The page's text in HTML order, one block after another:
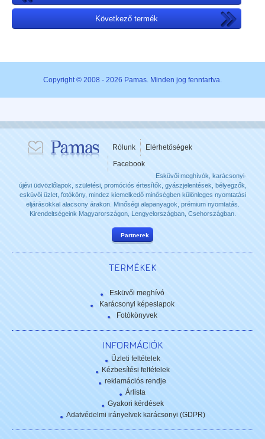
Következő termék
Copyright © 2008 - 2026 Pamas. Minden jog fenntartva.
Rólunk
Elérhetőségek
Facebook
Esküvői meghívók, karácsonyi-
újévi üdvözlőlapok, születési, promóciós értesítők, gyászjelentések, bélyegzők,
esküvői üzlet, fotóköny, mindez kiemelkedő minőségben különleges nyomtatási
eljárásokkal alacsony árakon. Minőségi alapanyagok, prémium nyomtatás.
Kirendeltségeink Magyarországon, Lengyelországban, Csehországban.
Partnerek
TERMÉKEK
Esküvői meghívó
Karácsonyi képeslapok
Fotókönyvek
INFORMÁCIÓK
Üzleti feltételek
Kézbesítési feltételek
reklamációs rendje
Árlista
Gyakori kérdések
Adatvédelmi irányelvek karácsonyi (GDPR)